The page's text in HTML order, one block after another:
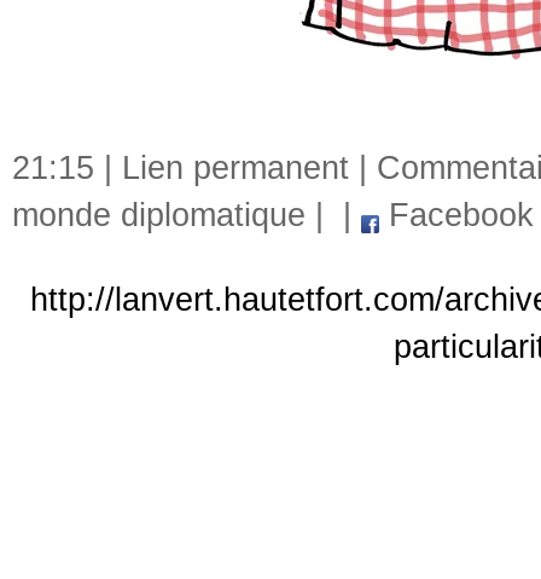
21:15 | Lien permanent
monde diplomatique
Facebook
http://lanvert.hautetfort.com/